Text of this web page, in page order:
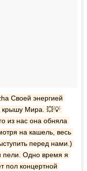
Своей энергией
крышу Мира. 💥💡
из нас она обняла
на кашель, весь
перед нами.)
пели. Одно время я
пол концертной